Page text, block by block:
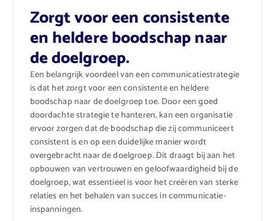
Zorgt voor een consistente
en heldere boodschap naar
de doelgroep.
Een belangrijk voordeel van een communicatiestrategie
is dat het zorgt voor een consistente en heldere
boodschap naar de doelgroep toe. Door een goed
doordachte strategie te hanteren, kan een organisatie
ervoor zorgen dat de boodschap die zij communiceert
consistent is en op een duidelijke manier wordt
overgebracht naar de doelgroep. Dit draagt bij aan het
opbouwen van vertrouwen en geloofwaardigheid bij de
doelgroep, wat essentieel is voor het creëren van sterke
relaties en het behalen van succes in communicatie-
inspanningen.